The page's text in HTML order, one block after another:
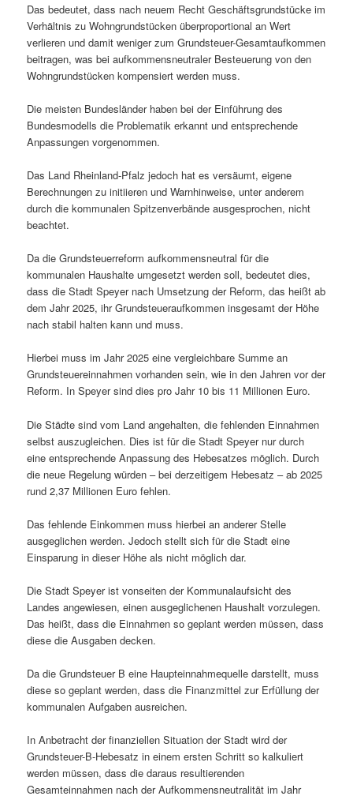
Das bedeutet, dass nach neuem Recht Geschäftsgrundstücke im
Verhältnis zu Wohngrundstücken überproportional an Wert
verlieren und damit weniger zum Grundsteuer-Gesamtaufkommen
beitragen, was bei aufkommensneutraler Besteuerung von den
Wohngrundstücken kompensiert werden muss.
Die meisten Bundesländer haben bei der Einführung des
Bundesmodells die Problematik erkannt und entsprechende
Anpassungen vorgenommen.
Das Land Rheinland-Pfalz jedoch hat es versäumt, eigene
Berechnungen zu initiieren und Warnhinweise, unter anderem
durch die kommunalen Spitzenverbände ausgesprochen, nicht
beachtet.
Da die Grundsteuerreform aufkommensneutral für die
kommunalen Haushalte umgesetzt werden soll, bedeutet dies,
dass die Stadt Speyer nach Umsetzung der Reform, das heißt ab
dem Jahr 2025, ihr Grundsteueraufkommen insgesamt der Höhe
nach stabil halten kann und muss.
Hierbei muss im Jahr 2025 eine vergleichbare Summe an
Grundsteuereinnahmen vorhanden sein, wie in den Jahren vor der
Reform. In Speyer sind dies pro Jahr 10 bis 11 Millionen Euro.
Die Städte sind vom Land angehalten, die fehlenden Einnahmen
selbst auszugleichen. Dies ist für die Stadt Speyer nur durch
eine entsprechende Anpassung des Hebesatzes möglich. Durch
die neue Regelung würden – bei derzeitigem Hebesatz – ab 2025
rund 2,37 Millionen Euro fehlen.
Das fehlende Einkommen muss hierbei an anderer Stelle
ausgeglichen werden. Jedoch stellt sich für die Stadt eine
Einsparung in dieser Höhe als nicht möglich dar.
Die Stadt Speyer ist vonseiten der Kommunalaufsicht des
Landes angewiesen, einen ausgeglichenen Haushalt vorzulegen.
Das heißt, dass die Einnahmen so geplant werden müssen, dass
diese die Ausgaben decken.
Da die Grundsteuer B eine Haupteinnahmequelle darstellt, muss
diese so geplant werden, dass die Finanzmittel zur Erfüllung der
kommunalen Aufgaben ausreichen.
In Anbetracht der finanziellen Situation der Stadt wird der
Grundsteuer-B-Hebesatz in einem ersten Schritt so kalkuliert
werden müssen, dass die daraus resultierenden
Gesamteinnahmen nach der Aufkommensneutralität im Jahr